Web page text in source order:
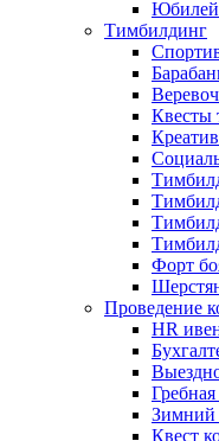
Юбилей
Тимбилдинг
Квесты
Форт
Проведение
HR
Гребная
Зимний
Квест